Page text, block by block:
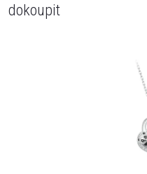
dokoupit